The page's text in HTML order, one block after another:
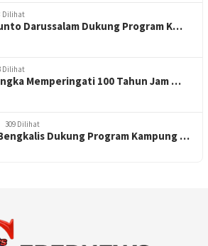
Dilihat
Darussalam Dukung Program K…
Dilihat
Memperingati 100 Tahun Jam …
309 Dilihat
Dukung Program Kampung …